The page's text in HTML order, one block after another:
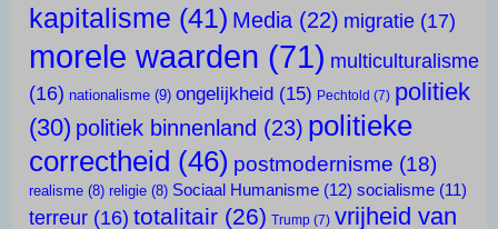
kapitalisme (41) Media (22) migratie (17)
morele waarden (71) multiculturalisme
(16) nationalisme (9) ongelijkheid (15) Pechtold (7) politiek
(30) politiek binnenland (23) politieke
correctheid (46) postmodernisme (18)
realisme (8) religie (8) Sociaal Humanisme (12) socialisme (11)
terreur (16) totalitair (26) Trump (7) vrijheid van